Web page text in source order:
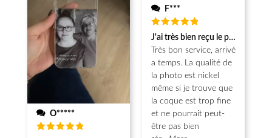
O*****
F***
Note5
sur 5
J'ai très bien reçu le produit.
Très bon service, arrivé
a temps. La qualité de
la photo est nickel
même si je trouve que
la coque est trop fine
et ne pourrait peut-
être pas bien